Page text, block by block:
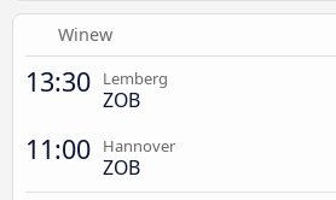
Winew
13:30 Lemberg
ZOB
11:00 Hannover
ZOB